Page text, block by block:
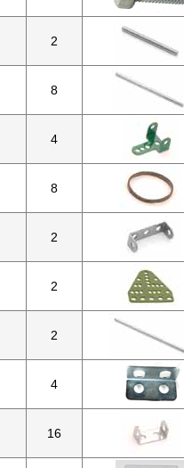
2
8
4
8
2
2
2
4
16